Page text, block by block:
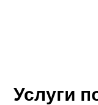
Услуги